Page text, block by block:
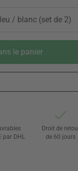
/ blanc (set de 2)
le panier
par DHL
Droit de
de 60 jours